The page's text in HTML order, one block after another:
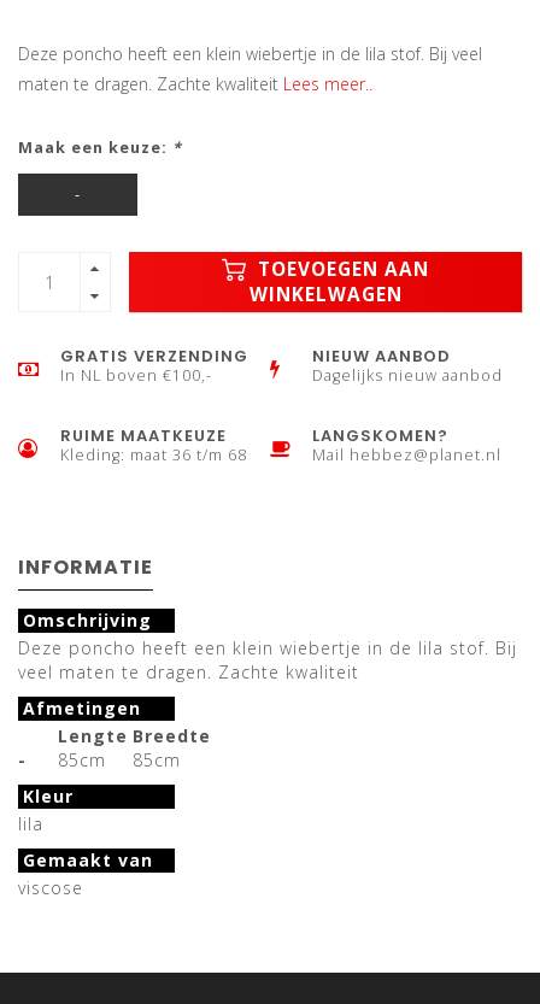
Deze poncho heeft een klein wiebertje in de lila stof. Bij veel
maten te dragen. Zachte kwaliteit Lees meer..
Maak een keuze: *
-
TOEVOEGEN AAN
WINKELWAGEN
GRATIS VERZENDING
In NL boven €100,-
NIEUW AANBOD
Dagelijks nieuw aanbod
RUIME MAATKEUZE
Kleding: maat 36 t/m 68
LANGSKOMEN?
Mail hebbez@planet.nl
INFORMATIE
Omschrijving
Deze poncho heeft een klein wiebertje in de lila stof. Bij
veel maten te dragen. Zachte kwaliteit
Afmetingen
Lengte Breedte
-
85cm
85cm
Kleur
lila
Gemaakt van
viscose